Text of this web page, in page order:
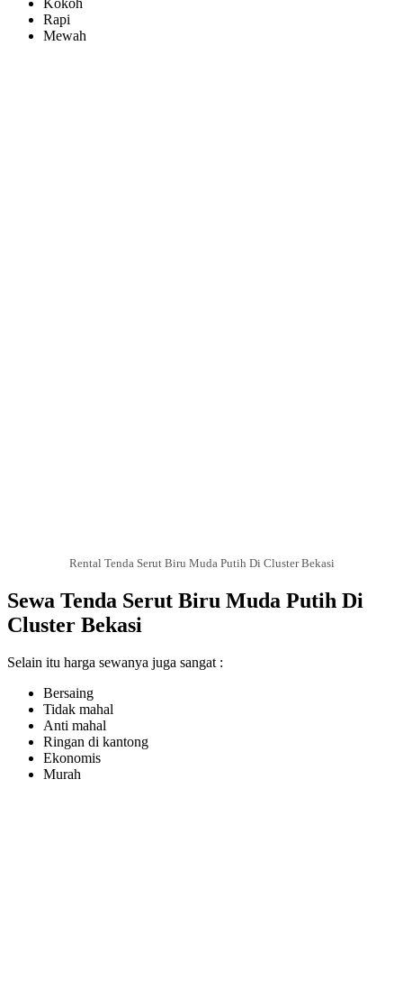
Rapi
Mewah
Rental Tenda Serut Biru Muda Putih Di Cluster Bekasi
Sewa Tenda Serut Biru Muda Putih Di
Cluster Bekasi
Selain itu harga sewanya juga sangat :
Bersaing
Tidak mahal
Anti mahal
Ringan di kantong
Ekonomis
Murah